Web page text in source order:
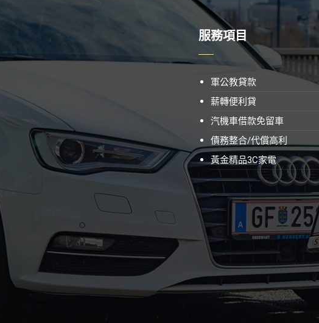
服務項目
軍公教貸款
薪轉便利貸
汽機車借款免留車
債務整合/代償高利
黃金精品3C家電